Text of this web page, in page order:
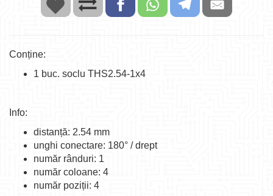
Conține:
1 buc. soclu THS2.54-1x4
Info:
distanță: 2.54 mm
unghi conectare: 180° / drept
număr rânduri: 1
număr coloane: 4
număr poziții: 4